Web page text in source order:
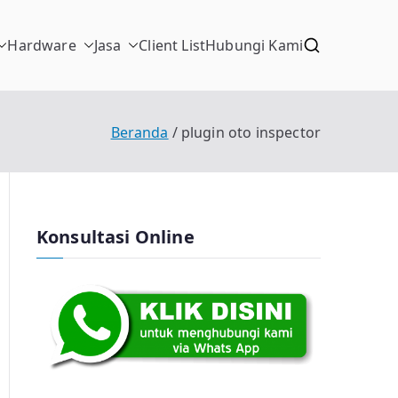
Hardware Jasa Client ListHubungi Kami
Beranda plugin oto inspector
Konsultasi Online